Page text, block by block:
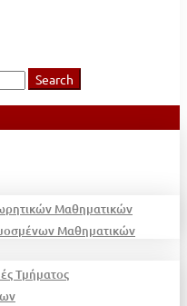
Search
Μαθηματικών
Μαθηματικών
Τμήματος